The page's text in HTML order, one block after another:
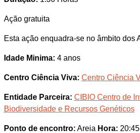
Ação gratuita
Esta ação enquadra-se no âmbito dos
Idade Minima: 4 anos
Centro Ciência Viva: Centro Ciência
Entidade Parceira: CIBIO Centro de
Biodiversidade e Recursos Genéticos
Ponto de encontro: Areia Hora: 20:45